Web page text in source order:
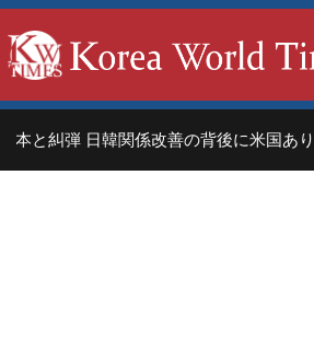
と糾弾 日韓関係改善の背後に米国あり